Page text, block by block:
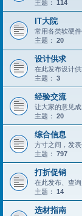
主题： 114
IT大院
常用各类软硬
主题： 20
设计供求
在此发布设计供
主题： 3
经验交流
让大家的意见
主题： 20
综合信息
方寸之间，发
主题： 797
打折促销
在此发布、查
主题： 14
选材指南